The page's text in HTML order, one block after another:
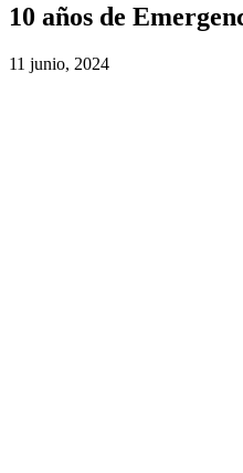
10 años de
11 junio, 2024